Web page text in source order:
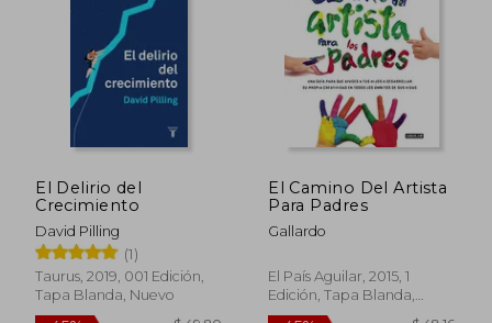
45% 28%
El Delirio del
Crecimiento
David Pilling
(1)
Taurus, 2019, 001 Edición,
Tapa Blanda, Nuevo
El Camino Del Artista
Para Padres
Gallardo
El País Aguilar, 2015, 1
Edición, Tapa Blanda,
Nuevo